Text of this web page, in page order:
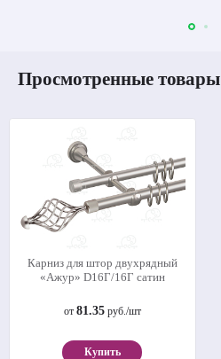
Просмотренные товары
Карниз для штор двухрядный
«Ажур» D16Г/16Г сатин
от 81.35руб./шт
Купить